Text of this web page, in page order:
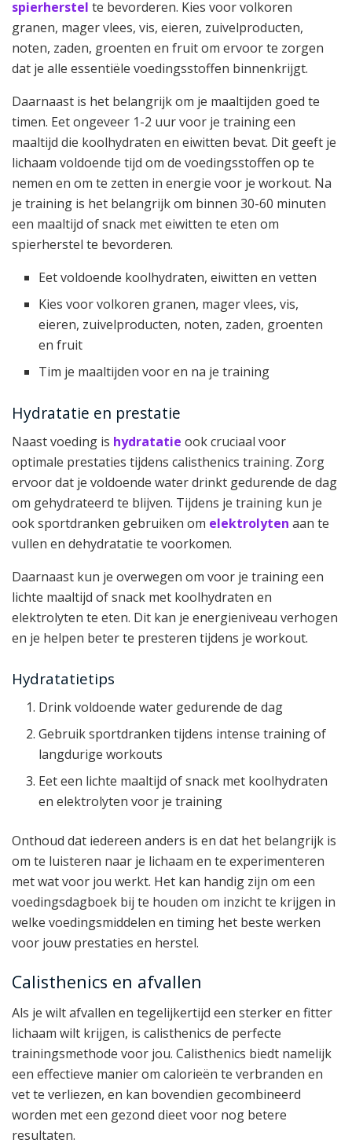
spierherstel te bevorderen. Kies voor volkoren
granen, mager vlees, vis, eieren, zuivelproducten,
noten, zaden, groenten en fruit om ervoor te zorgen
dat je alle essentiële voedingsstoffen binnenkrijgt.
Daarnaast is het belangrijk om je maaltijden goed te
timen. Eet ongeveer 1-2 uur voor je training een
maaltijd die koolhydraten en eiwitten bevat. Dit geeft je
lichaam voldoende tijd om de voedingsstoffen op te
nemen en om te zetten in energie voor je workout. Na
je training is het belangrijk om binnen 30-60 minuten
een maaltijd of snack met eiwitten te eten om
spierherstel te bevorderen.
Eet voldoende koolhydraten, eiwitten en vetten
Kies voor volkoren granen, mager vlees, vis,
eieren, zuivelproducten, noten, zaden, groenten
en fruit
Tim je maaltijden voor en na je training
Hydratatie en prestatie
Naast voeding is hydratatie ook cruciaal voor
optimale prestaties tijdens calisthenics training. Zorg
ervoor dat je voldoende water drinkt gedurende de dag
om gehydrateerd te blijven. Tijdens je training kun je
ook sportdranken gebruiken om elektrolyten aan te
vullen en dehydratatie te voorkomen.
Daarnaast kun je overwegen om voor je training een
lichte maaltijd of snack met koolhydraten en
elektrolyten te eten. Dit kan je energieniveau verhogen
en je helpen beter te presteren tijdens je workout.
Hydratatietips
Drink voldoende water gedurende de dag
Gebruik sportdranken tijdens intense training of
langdurige workouts
Eet een lichte maaltijd of snack met koolhydraten
en elektrolyten voor je training
Onthoud dat iedereen anders is en dat het belangrijk is
om te luisteren naar je lichaam en te experimenteren
met wat voor jou werkt. Het kan handig zijn om een
voedingsdagboek bij te houden om inzicht te krijgen in
welke voedingsmiddelen en timing het beste werken
voor jouw prestaties en herstel.
Calisthenics en afvallen
Als je wilt afvallen en tegelijkertijd een sterker en fitter
lichaam wilt krijgen, is calisthenics de perfecte
trainingsmethode voor jou. Calisthenics biedt namelijk
een effectieve manier om calorieën te verbranden en
vet te verliezen, en kan bovendien gecombineerd
worden met een gezond dieet voor nog betere
resultaten.